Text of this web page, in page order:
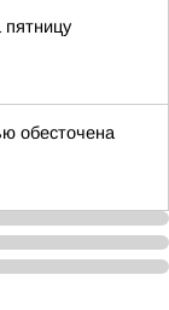
обесточена